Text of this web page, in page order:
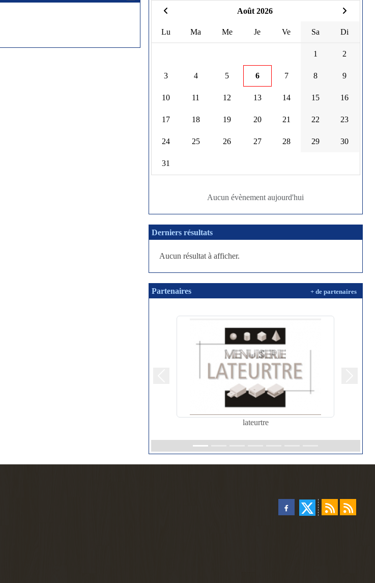
Août 2026
Lu Ma Me Je Ve Sa Di
1 2
3 4 5 6 7 8 9
10 11 12 13 14 15 16
17 18 19 20 21 22 23
24 25 26 27 28 29 30
31
Aucun évènement aujourd'hui
Derniers résultats
Aucun résultat à afficher.
Partenaires
lateurtre
+ de partenaires